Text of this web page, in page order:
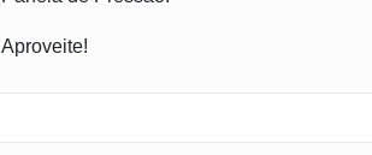
Aproveite!